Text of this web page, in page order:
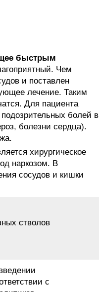
быстрым
Чем
и поставлен
лечение. Таким
Для пациента
болей в
болезни сердца).
хирургическое
наркозом. В
сосудов и кишки
стволов
с